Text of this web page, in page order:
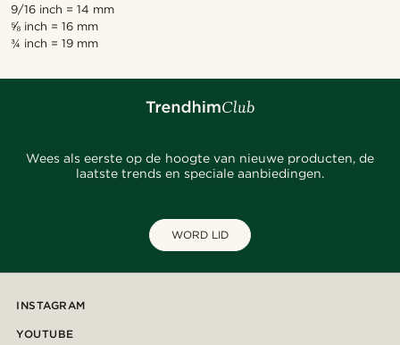
9/16 inch = 14 mm
⅝ inch = 16 mm
¾ inch = 19 mm
Wees als eerste op de hoogte van nieuwe producten, de
laatste trends en speciale aanbiedingen.
WORD LID
INSTAGRAM
YOUTUBE